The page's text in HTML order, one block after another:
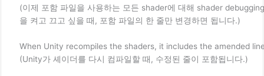
(이제 포함 파일을 사용하는 모든 shader에 대해 shader debugging
을 켜고 끄고 싶을 때, 포함 파일의 한 줄만 변경하면 됩니다.)
When Unity recompiles the shaders, it includes the amended
(Unity가 셰이더를 다시 컴파일할 때, 수정된 줄이 포함됩니다.)